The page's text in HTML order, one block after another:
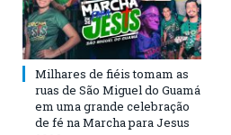
Milhares de fiéis tomam as
ruas de São Miguel do Guamá
em uma grande celebração
de fé na Marcha para Jesus